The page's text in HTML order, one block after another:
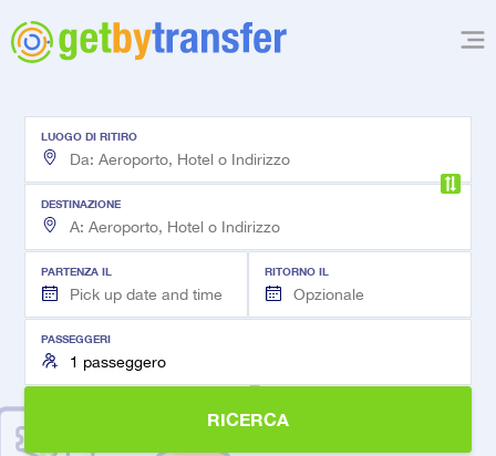
LUOGO DI RITIRO
DESTINAZIONE
PARTENZA IL RITORNO IL
PASSEGGERI
RICERCA